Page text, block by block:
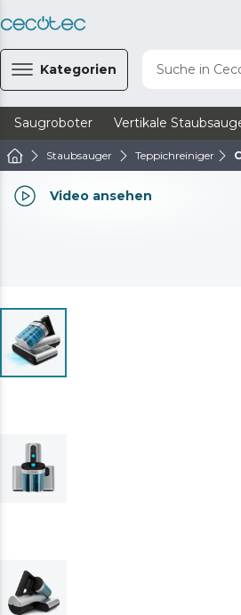
Kategorien Suche in
Saugroboter Vertikale
Staubsauger Teppichreiniger
Video ansehen